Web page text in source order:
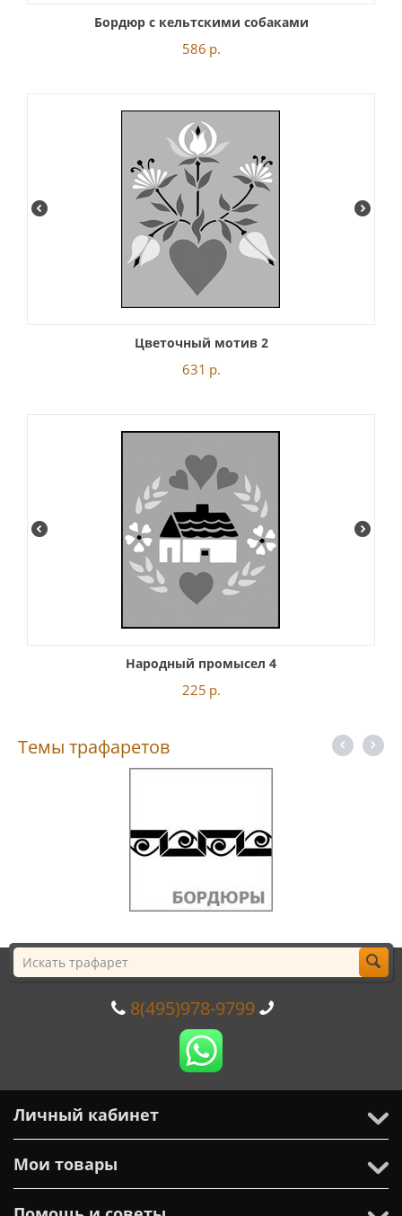
Бордюр с кельтскими собаками
586 р.
Цветочный мотив 2
631 р.
Народный промысел 4
225 р.
Темы трафаретов
8(495)978-9799
Личный кабинет
Мои товары